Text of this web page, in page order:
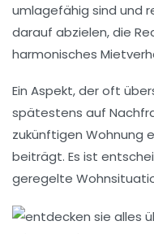
umlagefähig sind und
darauf abzielen, die
harmonisches
Ein Aspekt, der oft
spätestens auf
zukünftigen Wohnung
beiträgt. Es ist
geregelte